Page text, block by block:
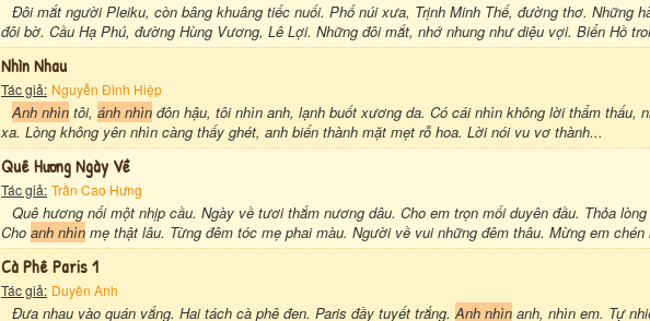
Đôi mắt người Pleiku, còn bâng khuâng tiếc nuối. Phố núi xưa, Trịnh Minh Thế, đường thơ. Những
đôi bờ. Cầu Hạ Phú, đường Hùng Vương, Lê Lợi. Những đôi mắt, nhớ nhung như diệu vợi. Biển Hồ
Nhìn Nhau
Tác giả: Nguyễn Đình Hiệp
Anh nhìn tôi, ánh nhìn đôn hậu, tôi nhìn anh, lạnh buốt xương da. Có cái nhìn không lời thẩm thấu,
xa. Lòng không yên nhìn càng thấy ghét, anh biến thành mặt mẹt rỗ hoa. Lời nói vu vơ thành...
Quê Hương Ngày Về
Tác giả: Trần Cao Hưng
Quê hương nối một nhịp cầu. Ngày về tươi thắm nương dâu. Cho em trọn mối duyên đầu. Thỏa
Cho anh nhìn mẹ thật lâu. Từng đêm tóc mẹ phai màu. Người về vui những đêm thâu. Mừng em chén
Cà Phê Paris 1
Tác giả: Duyên Anh
Đưa nhau vào quán vắng. Hai tách cà phê đen. Paris đầy tuyết trắng.Anh nhìn anh, nhìn em. Tự